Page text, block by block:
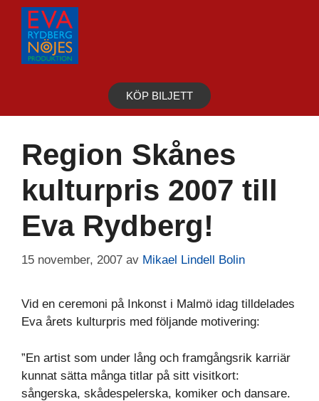
Hoppa
innehåll
KÖP BILJETT
Region Skånes
kulturpris 2007 till
Eva Rydberg!
15 november, 2007 av Mikael Lindell Bolin
Vid en ceremoni på Inkonst i Malmö idag tilldelades
Eva årets kulturpris med följande motivering:
”En artist som under lång och framgångsrik karriär
kunnat sätta många titlar på sitt visitkort:
sångerska, skådespelerska, komiker och dansare.